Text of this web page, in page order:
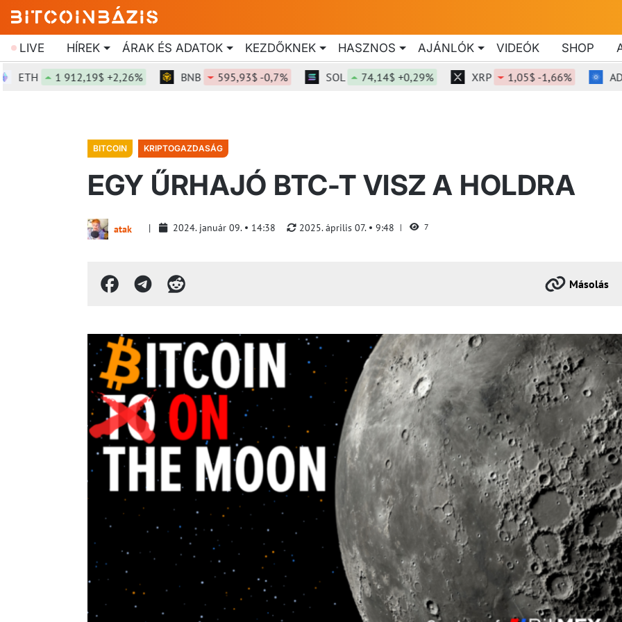
LIVE HÍREK ÁRAK ÉS ADATOK KEZDŐKNEK HASZNOS AJÁNLÓK VIDEÓK SHOP
1 912,19$ +2,26% BNB 595,93$ -0,7% SOL 74,14$ +0,29% XRP 1,05$ -1,66% ADA
BITCOIN KRIPTOGAZDASÁG
EGY ŰRHAJÓ BTC-T VISZ A HOLDRA
atak 2024. január 09. 14:38 2025. április 07. 9:48 7
Másolás